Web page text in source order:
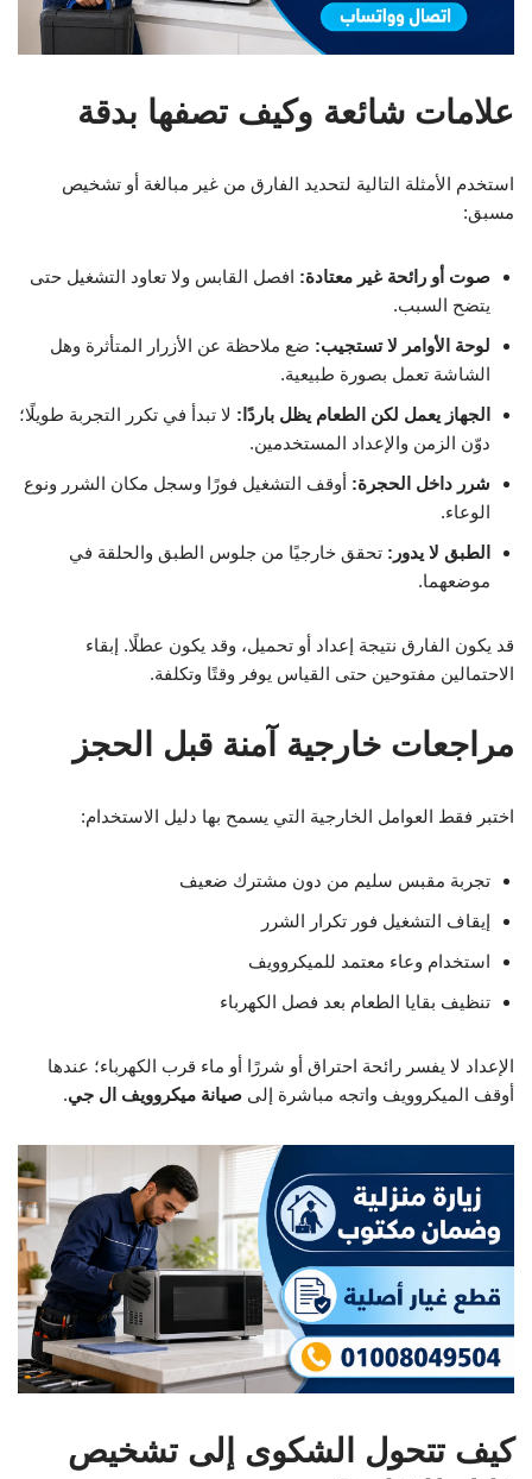
علامات شائعة وكيف تصفها بدقة
استخدم الأمثلة التالية لتحديد الفارق من غير مبالغة أو تشخيص
مسبق:
صوت أو رائحة غير معتادة: افصل القابس ولا تعاود التشغيل حتى
يتضح السبب.
لوحة الأوامر لا تستجيب: ضع ملاحظة عن الأزرار المتأثرة وهل
الشاشة تعمل بصورة طبيعية.
الجهاز يعمل لكن الطعام يظل باردًا: لا تبدأ في تكرر التجربة طويلًا؛
دوّن الزمن والإعداد المستخدمين.
شرر داخل الحجرة: أوقف التشغيل فورًا وسجل مكان الشرر ونوع
الوعاء.
الطبق لا يدور: تحقق خارجيًا من جلوس الطبق والحلقة في
موضعهما.
قد يكون الفارق نتيجة إعداد أو تحميل، وقد يكون عطلًا. إبقاء
الاحتمالين مفتوحين حتى القياس يوفر وقتًا وتكلفة.
مراجعات خارجية آمنة قبل الحجز
اختبر فقط العوامل الخارجية التي يسمح بها دليل الاستخدام:
تجربة مقبس سليم من دون مشترك ضعيف
إيقاف التشغيل فور تكرار الشرر
استخدام وعاء معتمد للميكروويف
تنظيف بقايا الطعام بعد فصل الكهرباء
الإعداد لا يفسر رائحة احتراق أو شررًا أو ماء قرب الكهرباء؛ عندها
أوقف الميكروويف واتجه مباشرة إلى صيانة ميكروويف ال جي.
كيف تتحول الشكوى إلى تشخيص